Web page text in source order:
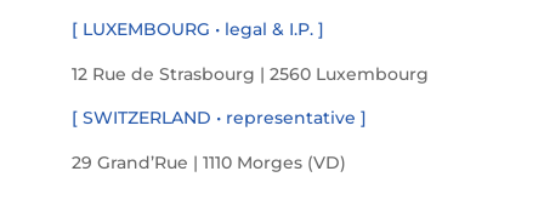
[ LUXEMBOURG • legal & I.P. ]
12 Rue de Strasbourg | 2560 Luxembourg
[ SWITZERLAND • representative ]
29 Grand’Rue | 1110 Morges (VD)